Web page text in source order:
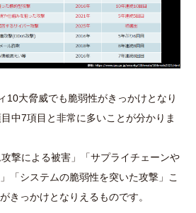
10大脅威でも脆弱性がきっかけとなり
中7項目と非常に多いことが分かりま
撃による被害」「サプライチェーンや
「システムの脆弱性を突いた攻撃」こ
きっかけとなりえるものです。